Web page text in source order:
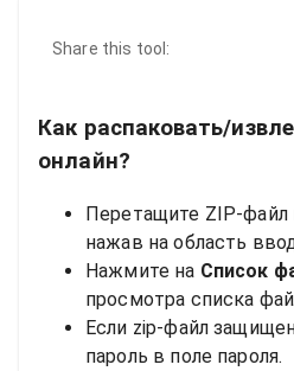
Share this tool:
Как распаковать/
онлайн?
Перетащите ZIP-файл
нажав на область
Нажмите на Список
просмотра списка
Если zip-файл
пароль в поле пароля.